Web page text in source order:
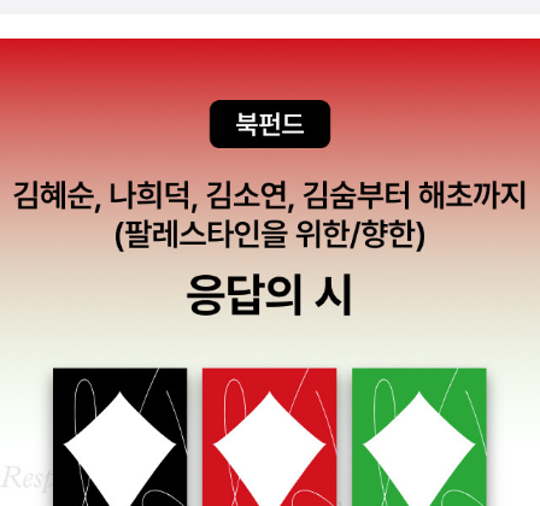
제품이나 기업을 각인시킨다. 판단할 필요도 없고 고민할 것도 없다.
다. 단순히 색을 부정적인 이미지와 연결시키거나 자본에 복무하는
그릇된 대상으로 치부할 수는 없다. 하지만 오수연의 <색의 유혹>은
마케팅의 원리에 적용되는 색의 이미지와 느낌들을 설명하고 성공한
기업이나 제품을 위주로 예를 들어 내용을 확인 시켜 준다. ‘색채 심리
와 컬러 마케팅’이라는 부제에 걸맞는 내용이다. 색에 관련된 심리학
적 접근이나 사회 문화적 맥락을 이해하는 데는 무용한 책이다. 상식
수준의 이야기들을 대표적인 색을 통해 이야기하고 있기 때문에 도식
많은 것을, 혹은 완전한 것을 기대하지는 않지만 적어도 한가지 정도
는 건지고 싶은 본전 심리는 변하지 않는다. 이 책은 짧고 싼 책이지만
본전 생각이 났다. 이 철저한 자본주의적 평가 방식이 오히려 인간적
일 수 있다. 상품과 색의 이미지에 대한 상관성에 대해 기초적인 지식
력>정도의 책이 많이 출간됐으면 한다. 번역서도 그리 많지 않은 게
역사>가 읽을만한 책인 듯하다.비교적 최근에 색채에 대한 관심의 증
폭으로 여러 연구가 진행되고 있고, 상당수의 책들이 출간되고는 있
지만 마케팅-심리 분야에 한정되고 있는 것 같아 좀 아쉽다. 색채에
대해서 재미있게 읽을 수 있는 책들은 말해서 무얼 하랴~ 진짜 손에
이다.끝으로, 재미있게 읽을 만한 색채에 대한 책들을 소개해 본다.